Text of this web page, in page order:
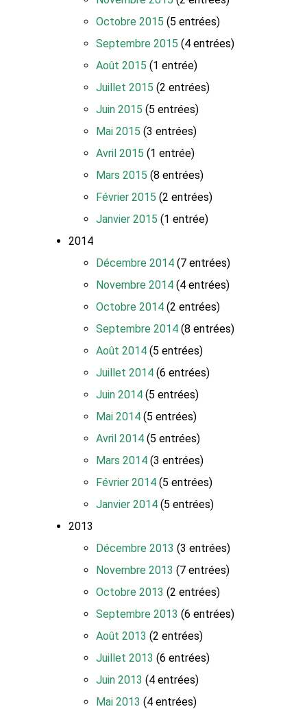
Octobre 2015 (5 entrées)
Septembre 2015 (4 entrées)
Août 2015 (1 entrée)
Juillet 2015 (2 entrées)
Juin 2015 (5 entrées)
Mai 2015 (3 entrées)
Avril 2015 (1 entrée)
Mars 2015 (8 entrées)
Février 2015 (2 entrées)
Janvier 2015 (1 entrée)
2014
Décembre 2014 (7 entrées)
Novembre 2014 (4 entrées)
Octobre 2014 (2 entrées)
Septembre 2014 (8 entrées)
Août 2014 (5 entrées)
Juillet 2014 (6 entrées)
Juin 2014 (5 entrées)
Mai 2014 (5 entrées)
Avril 2014 (5 entrées)
Mars 2014 (3 entrées)
Février 2014 (5 entrées)
Janvier 2014 (5 entrées)
2013
Décembre 2013 (3 entrées)
Novembre 2013 (7 entrées)
Octobre 2013 (2 entrées)
Septembre 2013 (6 entrées)
Août 2013 (2 entrées)
Juillet 2013 (6 entrées)
Juin 2013 (4 entrées)
Mai 2013 (4 entrées)